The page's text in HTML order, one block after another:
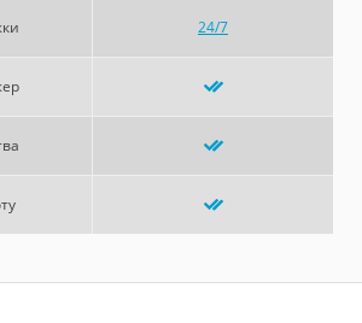
24/7